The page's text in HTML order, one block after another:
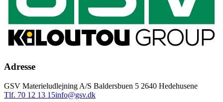
Adresse
GSV Materieludlejning A/S Baldersbuen 5 2640 Hedehusene
Tlf. 70 12 13 15info@gsv.dk